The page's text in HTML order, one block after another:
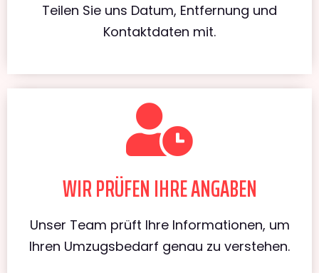
Teilen Sie uns Datum, Entfernung und
Kontaktdaten mit.
WIR PRÜFEN IHRE ANGABEN
Unser Team prüft Ihre Informationen, um
Ihren Umzugsbedarf genau zu verstehen.